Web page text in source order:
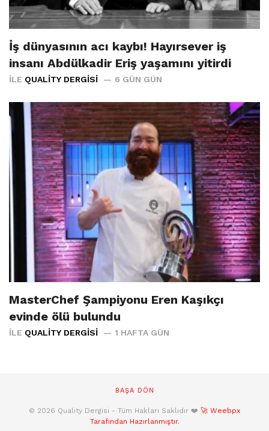
İş dünyasının acı kaybı! Hayırsever iş
insanı Abdülkadir Eriş yaşamını yitirdi
İLE QUALITY DERGISI 6 GÜN GÜN
MasterChef Şampiyonu Eren Kaşıkçı
evinde ölü bulundu
İLE QUALITY DERGISI 1 HAFTA GÜN
BAŞA DÖN
© 2026 Quality Dergisi - Tüm Hakları Saklıdır ❤️ 🚀 Weebpx
Tarafından Hazırlanmıştır.